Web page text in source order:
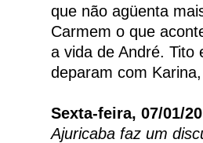
que não agüenta
Carmem o que
a vida de André. Tito
deparam com
Sexta-feira, 07/01/
Ajuricaba faz um